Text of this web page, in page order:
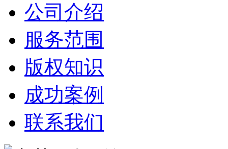
公司介绍
服务范围
版权知识
成功案例
联系我们